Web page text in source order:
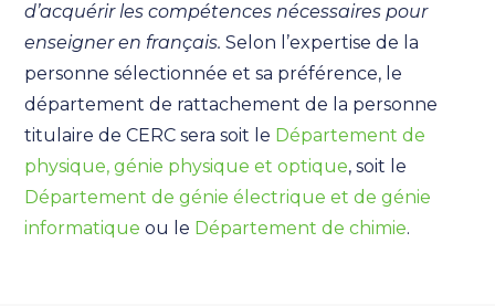
d’acquérir les compétences nécessaires pour
enseigner en français.Selon l’expertise de la
personne sélectionnée et sa préférence, le
département de rattachement de la personne
titulaire de CERC sera soit le Département de
physique, génie physique et optique, soit le
Département de génie électrique et de génie
informatique ou le Département de chimie.